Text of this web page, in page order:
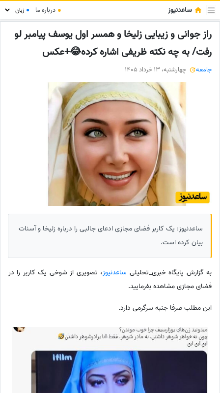
ساعدنیوز ● درباره ما ●
راز جوانی و زیبایی زلیخا و همسر اول یوسف پیامبر لو
رفت/ به چه نکته ظریفی اشاره کرده😂+عکس
جامعه چهارشنبه، 13 خرداد 1405
ساعدنیوز: یک کاربر فضای مجازی ادعای جالبی را درباره زلیخا و آسنات
بیان کرده است.
به گزارش پایگاه خبری_تحلیلی ساعدنیوز، تصویری از شوخی یک کاربر را در
فضای مجازی مشاهده بفرمایید.
این مطلب صرفا جنبه سرگرمی دارد.